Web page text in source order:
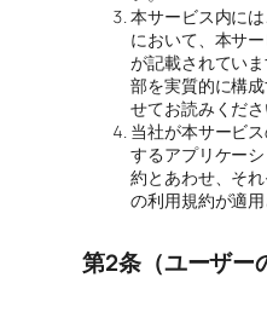
本サービス内に
において、本サ
が記載されてい
部を実質的に構
せてお読みくださ
当社が本サービ
するアプリケー
約とあわせ、そ
の利用規約が適用
第2条（ユーザー